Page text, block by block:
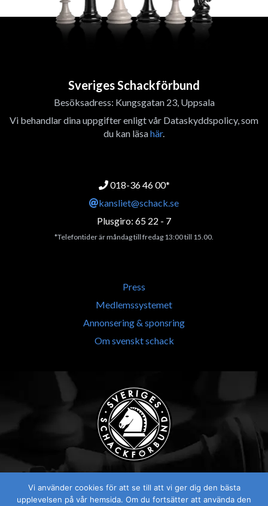
Sveriges Schackförbund
Besöksadress: Kungsgatan 23, Uppsala
Vi behandlar dina uppgifter enligt vår Dataskyddspolicy, som
du kan läsahär.
018-36 46 00*
kansliet@schack.se
Plusgiro: 65 22 - 7
*Telefontider är måndag till fredag 13:00 till 15.00.
Press
Medlemssystemet
Annonsering & sponsring
Om svenskt schack
Vi använder cookies för att se till att vi ger dig den bästa
upplevelsen på vår hemsida. Om du fortsätter att använda den